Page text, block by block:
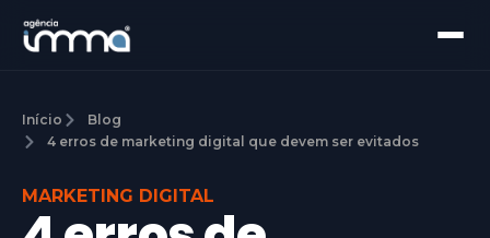
Início
Blog
4 erros de marketing digital que devem ser evitados
MARKETING DIGITAL